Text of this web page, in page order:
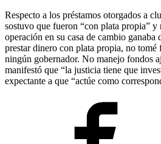
Respecto a los préstamos otorgados a
sostuvo que fueron “con plata propia” y
operación en su casa de cambio ganaba
prestar dinero con plata propia, no tomé
ningún gobernador. No manejo fondos
manifestó que “la justicia tiene que
expectante a que “actúe como